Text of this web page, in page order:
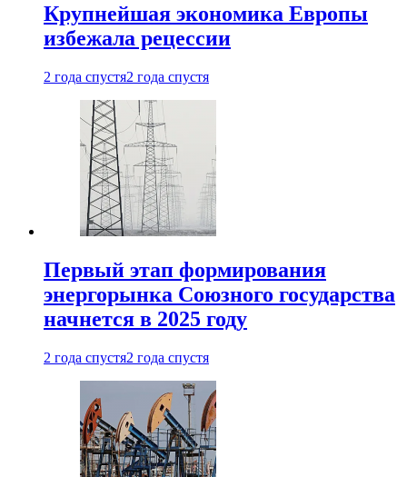
Крупнейшая экономика Европы
избежала рецессии
2 года спустя2 года спустя
Первый этап формирования
энергорынка Союзного государства
начнется в 2025 году
2 года спустя2 года спустя